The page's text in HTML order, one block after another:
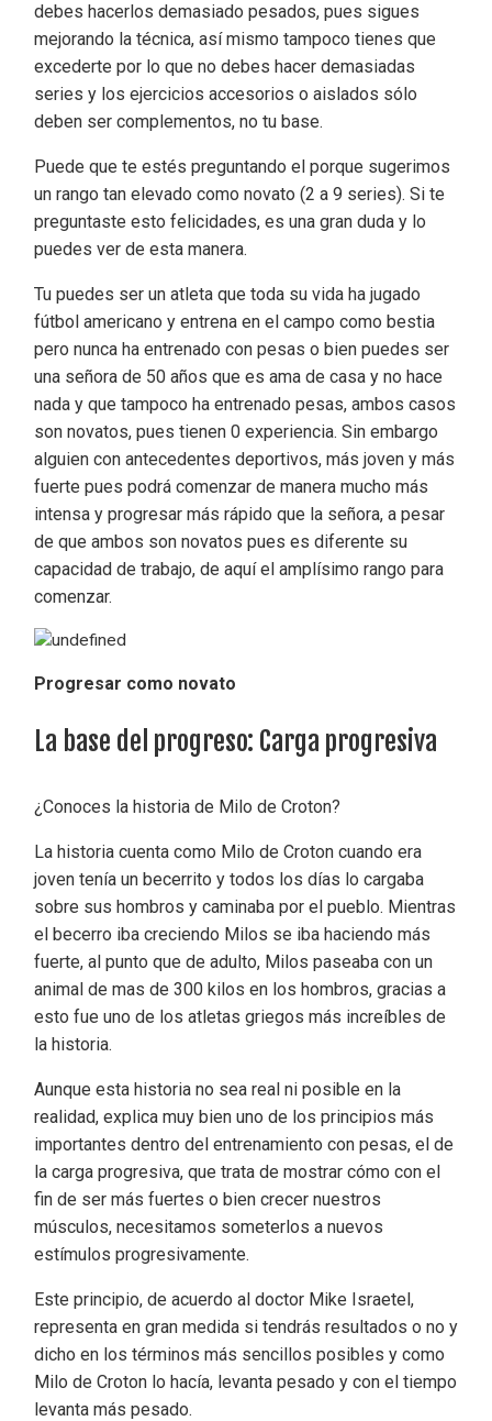
debes hacerlos demasiado pesados, pues sigues
mejorando la técnica, así mismo tampoco tienes que
excederte por lo que no debes hacer demasiadas
series y los ejercicios accesorios o aislados sólo
deben ser complementos, no tu base.
Puede que te estés preguntando el porque sugerimos
un rango tan elevado como novato (2 a 9 series). Si te
preguntaste esto felicidades, es una gran duda y lo
puedes ver de esta manera.
Tu puedes ser un atleta que toda su vida ha jugado
fútbol americano y entrena en el campo como bestia
pero nunca ha entrenado con pesas o bien puedes ser
una señora de 50 años que es ama de casa y no hace
nada y que tampoco ha entrenado pesas, ambos casos
son novatos, pues tienen 0 experiencia. Sin embargo
alguien con antecedentes deportivos, más joven y más
fuerte pues podrá comenzar de manera mucho más
intensa y progresar más rápido que la señora, a pesar
de que ambos son novatos pues es diferente su
capacidad de trabajo, de aquí el amplísimo rango para
comenzar.
Progresar como novato
La base del progreso: Carga progresiva
¿Conoces la historia de Milo de Croton?
La historia cuenta como Milo de Croton cuando era
joven tenía un becerrito y todos los días lo cargaba
sobre sus hombros y caminaba por el pueblo. Mientras
el becerro iba creciendo Milos se iba haciendo más
fuerte, al punto que de adulto, Milos paseaba con un
animal de mas de 300 kilos en los hombros, gracias a
esto fue uno de los atletas griegos más increíbles de
la historia.
Aunque esta historia no sea real ni posible en la
realidad, explica muy bien uno de los principios más
importantes dentro del entrenamiento con pesas, el de
la carga progresiva, que trata de mostrar cómo con el
fin de ser más fuertes o bien crecer nuestros
músculos, necesitamos someterlos a nuevos
estímulos progresivamente.
Este principio, de acuerdo al doctor Mike Israetel,
representa en gran medida si tendrás resultados o no y
dicho en los términos más sencillos posibles y como
Milo de Croton lo hacía, levanta pesado y con el tiempo
levanta más pesado.